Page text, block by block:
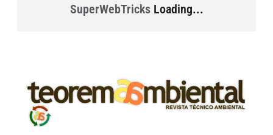
SuperWebTricksLoading...